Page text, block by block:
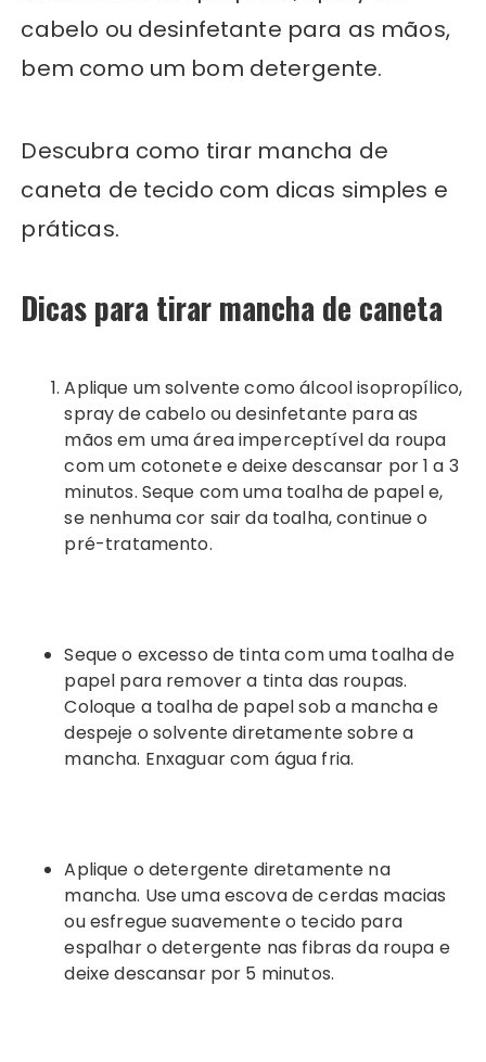
cabelo ou desinfetante para as mãos,
bem como um bom detergente.
Descubra como tirar mancha de
caneta de tecido com dicas simples e
práticas.
Dicas para tirar mancha de caneta
Aplique um solvente como álcool isopropílico,
spray de cabelo ou desinfetante para as
mãos em uma área imperceptível da roupa
com um cotonete e deixe descansar por 1 a 3
minutos. Seque com uma toalha de papel e,
se nenhuma cor sair da toalha, continue o
pré-tratamento.
Seque o excesso de tinta com uma toalha de
papel para remover a tinta das roupas.
Coloque a toalha de papel sob a mancha e
despeje o solvente diretamente sobre a
mancha. Enxaguar com água fria.
Aplique o detergente diretamente na
mancha. Use uma escova de cerdas macias
ou esfregue suavemente o tecido para
espalhar o detergente nas fibras da roupa e
deixe descansar por 5 minutos.